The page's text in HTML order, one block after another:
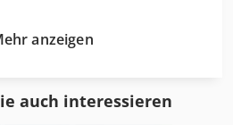
anzeigen
auch interessieren